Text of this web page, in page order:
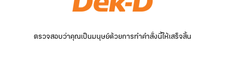
ตรวจสอบว่าคุณเป็นมนุษย์ด้วยการทำคำสั่งนี้ให้เสร็จสิ้น